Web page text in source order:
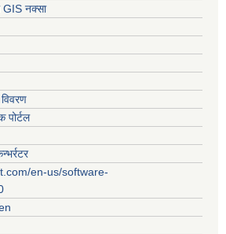
GIS नक्सा
पोर्टल
en-us/software-